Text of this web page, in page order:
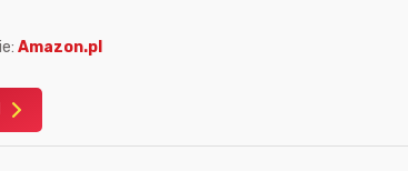
Amazon.pl
podarunkowa
Allegro 150zł